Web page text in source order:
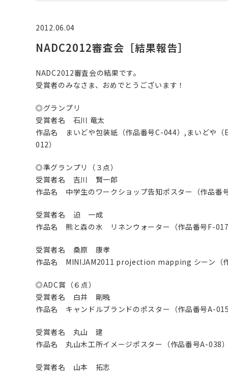
2012.06.04
NADC2012審査会［結果報告］
NADC2012審査会の結果です。
受賞者のみなさま、おめでとうございます！
◎グランプリ
受賞者名 石川 竜太
作品名 まいどや包装紙（作品番号C-044）,まいどや（
012）
◎準グランプリ（３点）
受賞者名 吉川 賢一郎
作品名 中学生のワークショップ告知ポスター（作品番
受賞者名 迫 一成
作品名 熊と森の水 リネンウォーター（作品番号F-
受賞者名 桑原 康孝
作品名 MINIJAM2011 projection mapping シーン（
◎ADC賞（６点）
受賞者名 白井 剛暁
作品名 キャンドルブランドのポスター（作品番号A-
受賞者名 丸山 建
作品名 丸山木工所イメージポスター（作品番号A-038
受賞者名 山本 拓志